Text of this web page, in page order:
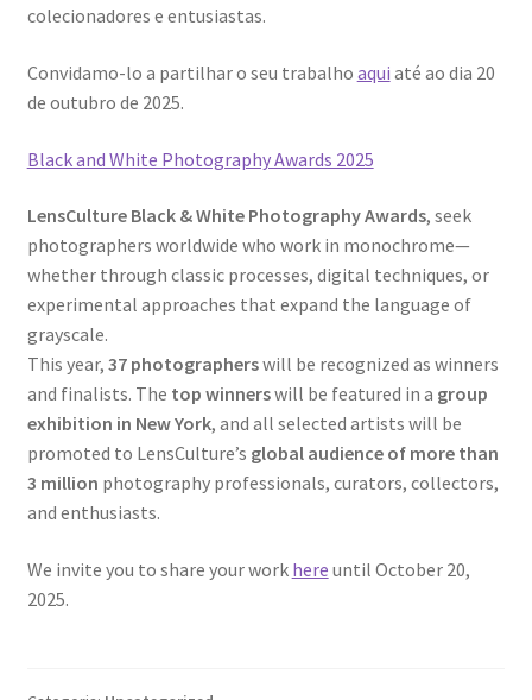
Teletrabalho e Ensino à distância
TOP 10
Video Dicas
e1b684ded3f4f5ced561f48734dab24c7032ee3b.html
Exposições
“Um Rio, Uma Serra”, de Manuel Justo Gardete
«FOTO | PHOTO PORTUGAL»
About looking
colecionadores e entusiastas.
Convidamo-lo a partilhar o seu trabalho aqui até ao dia 20
de outubro de 2025.
Black and White Photography Awards 2025
LensCulture Black & White Photography Awards, seek
photographers worldwide who work in monochrome—
whether through classic processes, digital techniques, or
experimental approaches that expand the language of
grayscale.
This year, 37 photographerswill be recognized as winners
and finalists. The top winnerswill be featured in a group
exhibition in New York, and all selected artists will be
promoted to LensCulture’s global audience of more than
3 million photography professionals, curators, collectors,
and enthusiasts.
We invite you to share your work here until October 20,
2025.